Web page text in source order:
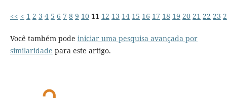
<< < 1 2 3 4 5 6 7 8 9 10 11 12 13 14 15 16 17 18 19 20 21 22 23
Você também pode iniciar uma pesquisa avançada por
similaridade para este artigo.